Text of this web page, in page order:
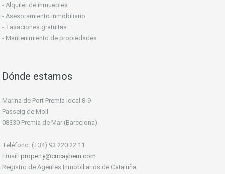
- Alquiler de inmuebles
- Asesoramiento inmobiliario
- Tasaciones gratuitas
- Mantenimiento de propiedades
Dónde estamos
Marina de Port Premia local 8-9
Passeig de Moll
08330 Premia de Mar (Barcelona)
Teléfono: (+34) 93 220 22 11
Email: property@cucaybern.com
Registro de Agentes Inmobiliarios de Cataluña